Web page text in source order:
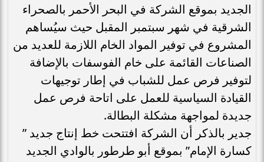
الجديد بموقع الشركة في البحر الأحمر بالصحراء
الشرقية في شهر سبتمبر المقبل حيث سيُساهم
المشروع في توفير المواد الخام اللازمة للعديد من
الصناعات القائمة على خام الفوسفات بالإضافة
لتوفير فرص عمل للشباب في إطار توجيهات
القيادة السياسية للعمل على اتاحة فرص عمل
جديدة لمواجهة مشكلة البطالة.
جدير بالذكر أن الشركة افتتحت خط إنتاج جديد ”
كسارة الإمام” بموقع أبو طرطور بالوادي الجديد